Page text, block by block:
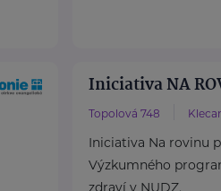
Iniciativa NA
Topolová 748
Iniciativa Na rovinu
Výzkumného
zdraví v NUDZ.